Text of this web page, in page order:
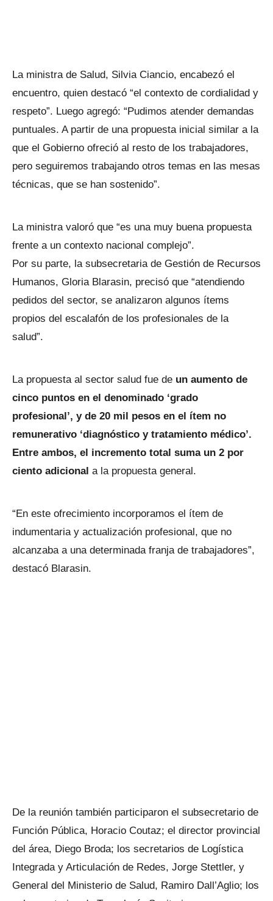
La ministra de Salud, Silvia Ciancio, encabezó el
encuentro, quien destacó “el contexto de cordialidad y
respeto”. Luego agregó: “Pudimos atender demandas
puntuales. A partir de una propuesta inicial similar a la
que el Gobierno ofreció al resto de los trabajadores,
pero seguiremos trabajando otros temas en las mesas
técnicas, que se han sostenido”.
La ministra valoró que “es una muy buena propuesta
frente a un contexto nacional complejo”.
Por su parte, la subsecretaria de Gestión de Recursos
Humanos, Gloria Blarasin, precisó que “atendiendo
pedidos del sector, se analizaron algunos ítems
propios del escalafón de los profesionales de la
salud”.
La propuesta al sector salud fue de un aumento de
cinco puntos en el denominado ‘grado
profesional’, y de 20 mil pesos en el ítem no
remunerativo ‘diagnóstico y tratamiento médico’.
Entre ambos, el incremento total suma un 2 por
ciento adicional a la propuesta general.
“En este ofrecimiento incorporamos el ítem de
indumentaria y actualización profesional, que no
alcanzaba a una determinada franja de trabajadores”,
destacó Blarasin.
De la reunión también participaron el subsecretario de
Función Pública, Horacio Coutaz; el director provincial
del área, Diego Broda; los secretarios de Logística
Integrada y Articulación de Redes, Jorge Stettler, y
General del Ministerio de Salud, Ramiro Dall’Aglio; los